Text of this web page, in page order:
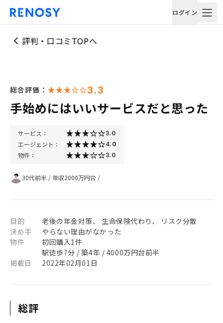
ログイン
評判・口コミTOPへ
総合評価： 3.3
手始めにはいいサービスだと思った
サービス： 3.0
エージェント： 4.0
物件： 3.0
30代前半 / 年収2000万円台 /
目的
老後の年金対策、 生命保険代わり、 リスク分散
決め手
やらない理由がなかった
物件
初回購入1件
駅徒歩7分 / 築4年 / 4000万円台前半
掲載日
2022年02月01日
総評